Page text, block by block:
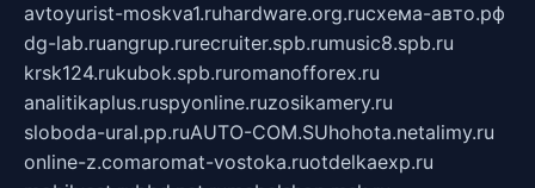
avtoyurist-moskva1.ruhardware.org.ruсхема-авто.рф
dg-lab.ruangrup.rurecruiter.spb.rumusic8.spb.ru
krsk124.rukubok.spb.ruromanofforex.ru
analitikaplus.ruspyonline.ruzosikamery.ru
sloboda-ural.pp.ruAUTO-COM.SUhohota.netalimy.ru
online-z.comaromat-vostoka.ruotdelkaexp.ru